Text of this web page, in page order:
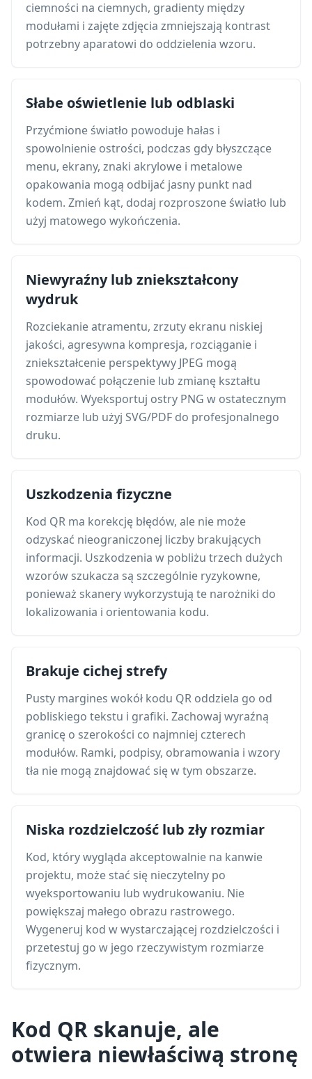
ciemności na ciemnych, gradienty między
modułami i zajęte zdjęcia zmniejszają kontrast
potrzebny aparatowi do oddzielenia wzoru.
Słabe oświetlenie lub odblaski
Przyćmione światło powoduje hałas i
spowolnienie ostrości, podczas gdy błyszczące
menu, ekrany, znaki akrylowe i metalowe
opakowania mogą odbijać jasny punkt nad
kodem. Zmień kąt, dodaj rozproszone światło lub
użyj matowego wykończenia.
Niewyraźny lub zniekształcony
wydruk
Rozciekanie atramentu, zrzuty ekranu niskiej
jakości, agresywna kompresja, rozciąganie i
zniekształcenie perspektywy JPEG mogą
spowodować połączenie lub zmianę kształtu
modułów. Wyeksportuj ostry PNG w ostatecznym
rozmiarze lub użyj SVG/PDF do profesjonalnego
druku.
Uszkodzenia fizyczne
Kod QR ma korekcję błędów, ale nie może
odzyskać nieograniczonej liczby brakujących
informacji. Uszkodzenia w pobliżu trzech dużych
wzorów szukacza są szczególnie ryzykowne,
ponieważ skanery wykorzystują te narożniki do
lokalizowania i orientowania kodu.
Brakuje cichej strefy
Pusty margines wokół kodu QR oddziela go od
pobliskiego tekstu i grafiki. Zachowaj wyraźną
granicę o szerokości co najmniej czterech
modułów. Ramki, podpisy, obramowania i wzory
tła nie mogą znajdować się w tym obszarze.
Niska rozdzielczość lub zły rozmiar
Kod, który wygląda akceptowalnie na kanwie
projektu, może stać się nieczytelny po
wyeksportowaniu lub wydrukowaniu. Nie
powiększaj małego obrazu rastrowego.
Wygeneruj kod w wystarczającej rozdzielczości i
przetestuj go w jego rzeczywistym rozmiarze
fizycznym.
Kod QR skanuje, ale
otwiera niewłaściwą stronę